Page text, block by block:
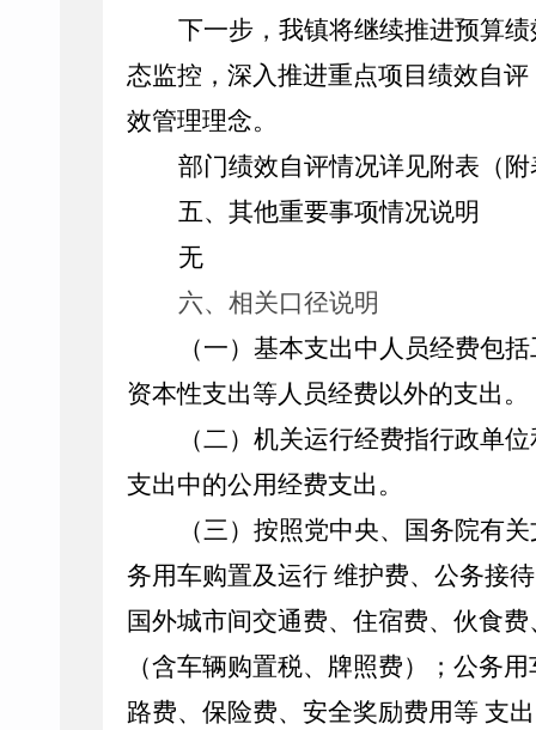
下一步，我镇将继续推进预算
态监控，深入推进重点项目绩效自
效管理理念。
部门绩效自评情况详见附表（附
五、其他重要事项情况说明
无
六、相关口径说明
（一）基本支出中人员经费包
资本性支出等人员经费以外的支出。
（二）机关运行经费指行政单
支出中的公用经费支出。
（三）按照党中央、国务院有
务用车购置及运行 维护费、公务接
国外城市间交通费、住宿费、伙食
（含车辆购置税、牌照费）；公务
路费、保险费、安全奖励费用等 支